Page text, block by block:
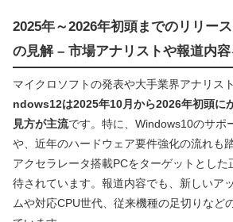
2025年～2026年初頭までのリリー
の見解 – 市場アナリストや報道内
マイクロソフトの発表や大手業界アナリス
ndows12は2025年10月から2026年初頭に
見方が主流です。特に、Windows10のサポ
や、近年のハードウェア要件強化の流れも
アクセラレータ搭載PCをターゲットとした
待されています。報道内容でも、新しいア
ムや対応CPU世代、従来機種の足切りなど